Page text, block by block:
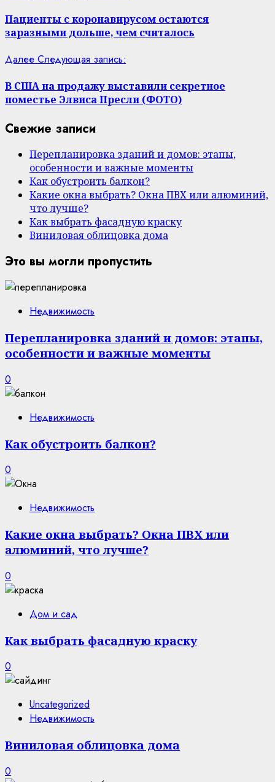
Пациенты с коронавирусом остаются
заразными дольше, чем считалось
Далее Следующая запись:
В США на продажу выставили секретное
поместье Элвиса Пресли (ФОТО)
Свежие записи
Перепланировка зданий и домов: этапы,
особенности и важные моменты
Как обустроить балкон?
Какие окна выбрать? Окна ПВХ или алюминий,
что лучше?
Как выбрать фасадную краску
Виниловая облицовка дома
Это вы могли пропустить
Недвижимость
Перепланировка зданий и домов: этапы,
особенности и важные моменты
0
Недвижимость
Как обустроить балкон?
0
Недвижимость
Какие окна выбрать? Окна ПВХ или
алюминий, что лучше?
0
Дом и сад
Как выбрать фасадную краску
0
Uncategorized
Недвижимость
Виниловая облицовка дома
0